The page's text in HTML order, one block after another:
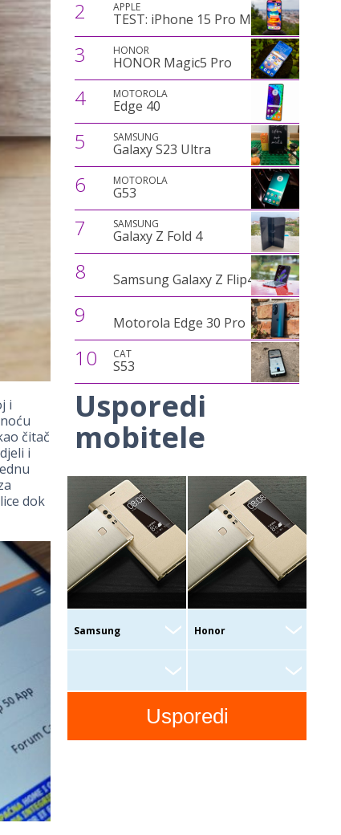
i
čitač
i
dok
2 APPLE
TEST: iPhone 15 Pro Max
3 HONOR
HONOR Magic5 Pro
4 MOTOROLA
Edge 40
5 SAMSUNG
Galaxy S23 Ultra
6 MOTOROLA
G53
7 SAMSUNG
Galaxy Z Fold 4
8 Samsung Galaxy Z Flip4
9 Motorola Edge 30 Pro
10 CAT
S53
Usporedi
mobitele